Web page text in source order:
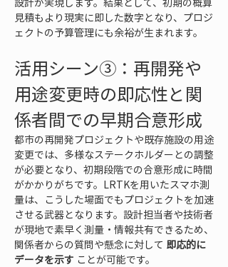
見積もより現実に即した数字となり、プロジ
ェクトの予算管理にも余裕が生まれます。
活用シーン③：再開発や
用途変更時の即応性と関
係者間での早期合意形成
都市の再開発プロジェクトや既存施設の用途
変更では、多様なステークホルダーとの調整
が必要となり、初期段階での合意形成に時間
がかかりがちです。LRTKを用いたスマホ測
量は、こうした場面でもプロジェクトを加速
させる武器となります。設計担当者や技術者
が現地で素早く測量・情報共有できるため、
関係者からの質問や懸念に対して 即応的に
データを示す ことが可能です。